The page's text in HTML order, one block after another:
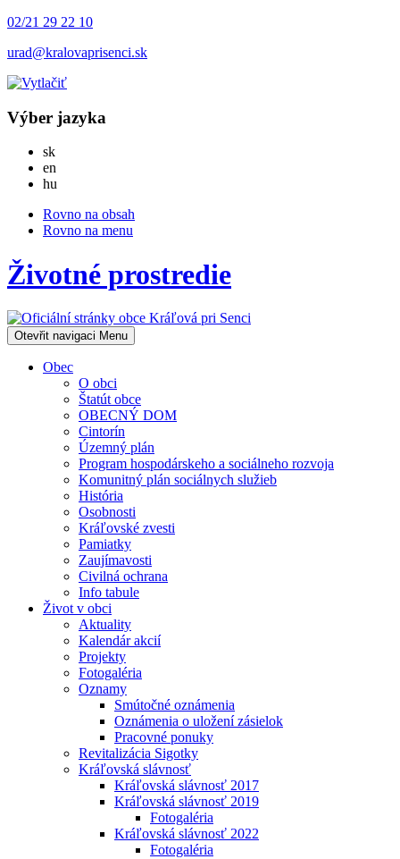
02/21 29 22 10
urad@kralovaprisenci.sk
Výber jazyka
skSlovensky
en
hu
Rovno na obsah
Rovno na menu
Životné prostredie
Otevřit navigaci Menu
Obec
O obci
Štatút obce
OBECNÝ DOM
Cintorín
Územný plán
Program hospodárskeho a sociálneho rozvoja
Komunitný plán sociálnych služieb
História
Osobnosti
Kráľovské zvesti
Pamiatky
Zaujímavosti
Civilná ochrana
Info tabule
Život v obci
Aktuality
Kalendár akcií
Projekty
Fotogaléria
Oznamy
Smútočné oznámenia
Oznámenia o uložení zásielok
Pracovné ponuky
Revitalizácia Sigotky
Kráľovská slávnosť
Kráľovská slávnosť 2017
Kráľovská slávnosť 2019
Fotogaléria
Kráľovská slávnosť 2022
Fotogaléria